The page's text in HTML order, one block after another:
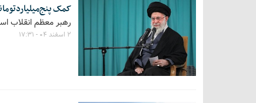
کمک
رهبر معظم انقلاب
۲ اسفند ۰۴ - ۱۷:۳۱